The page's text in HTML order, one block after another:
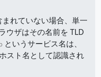
まれていない場合、単一
ウザはその名前を TLD
というサービス名は、
スト名として認識され